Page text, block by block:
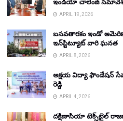
ఇండియా చాలెంజ్
APRIL 19, 2026
బసవతారకం ఇండో
ఇన్‌స్టిట్యూట్ వారి ఘనత
APRIL 8, 2026
అక్షయ విద్యా ఫౌండేషన్
రెడ్డి
APRIL 4, 2026
దక్షిణాసియా టెక్స్‌టైల్